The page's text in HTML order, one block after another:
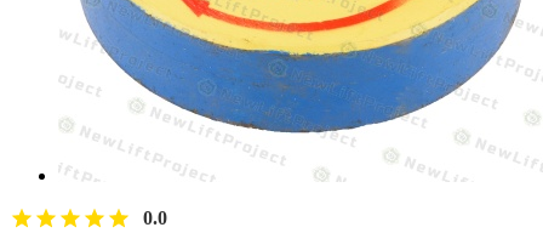
0.0